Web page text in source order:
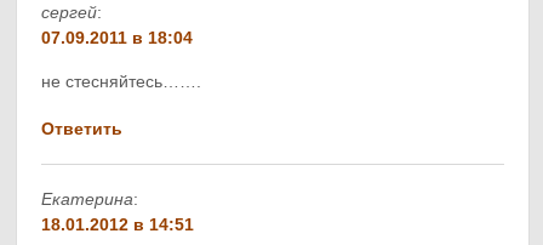
сергей:
07.09.2011 в 18:04
не стесняйтесь…….
Ответить
Екатерина:
18.01.2012 в 14:51